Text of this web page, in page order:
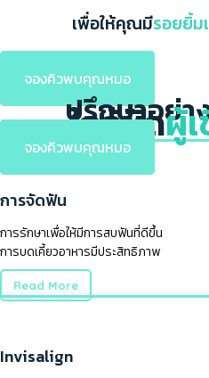
เพื่อให้คุณมีรอยยิ้
จองคิวพบคุณหมอ
ปรึกษาอย่
ใกล้ชิดผู้
จองคิวพบคุณหมอ
การจัดฟัน
การรักษาเพื่อให้มีการสบฟันที่ดีขึ้น
การบดเคี้ยวอาหารมีประสิทธิภาพ
Read More
Invisalign